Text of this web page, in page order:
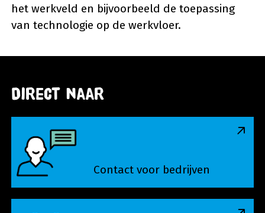
het werkveld en bijvoorbeeld de toepassing
van technologie op de werkvloer.
Direct naar
Contact voor bedrijven